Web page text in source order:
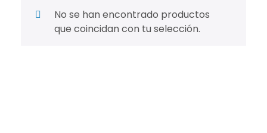
No se han encontrado productos
que coincidan con tu selección.